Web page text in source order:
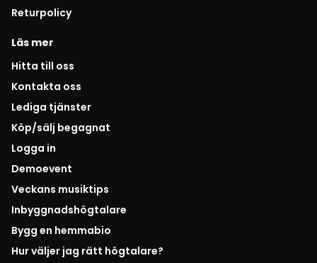
Returpolicy
Läs mer
Hitta till oss
Kontakta oss
Lediga tjänster
Köp/sälj begagnat
Logga in
Demoevent
Veckans musiktips
Inbyggnadshögtalare
Bygg en hemmabio
Hur väljer jag rätt högtalare?